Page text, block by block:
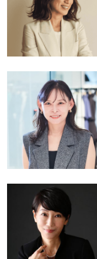
ママとパパに贈
ス学」